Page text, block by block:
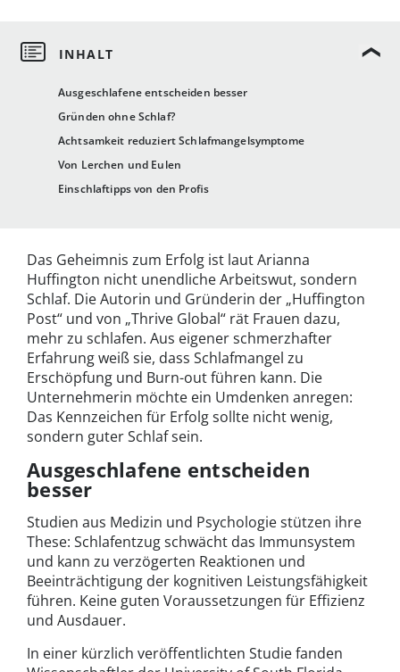
Ausgeschlafene entscheiden besser
Gründen ohne Schlaf?
Achtsamkeit reduziert Schlafmangelsymptome
Von Lerchen und Eulen
Einschlaftipps von den Profis
Das Geheimnis zum Erfolg ist laut Arianna
Huffington nicht unendliche Arbeitswut, sondern
Schlaf. Die Autorin und Gründerin der „Huffington
Post“ und von „Thrive Global“ rät Frauen dazu,
mehr zu schlafen. Aus eigener schmerzhafter
Erfahrung weiß sie, dass Schlafmangel zu
Erschöpfung und Burn-out führen kann. Die
Unternehmerin möchte ein Umdenken anregen:
Das Kennzeichen für Erfolg sollte nicht wenig,
sondern guter Schlaf sein.
Ausgeschlafene entscheiden
besser
Studien aus Medizin und Psychologie stützen ihre
These: Schlafentzug schwächt das Immunsystem
und kann zu verzögerten Reaktionen und
Beeinträchtigung der kognitiven Leistungsfähigkeit
führen. Keine guten Voraussetzungen für Effizienz
und Ausdauer.
In einer kürzlich veröffentlichten Studie fanden